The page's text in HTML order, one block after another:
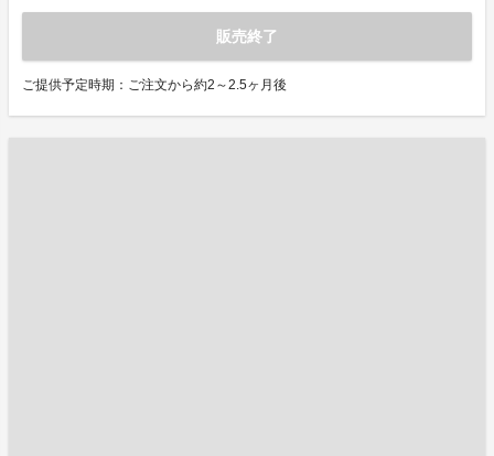
販売終了
ご提供予定時期：ご注文から約2～2.5ヶ月後